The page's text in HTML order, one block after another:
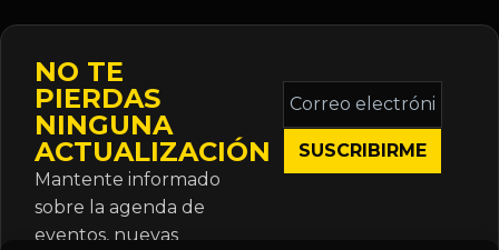
NO TE
PIERDAS
NINGUNA
ACTUALIZACIÓN
Mantente informado
sobre la agenda de
eventos, nuevas
Correo
electrónico
*